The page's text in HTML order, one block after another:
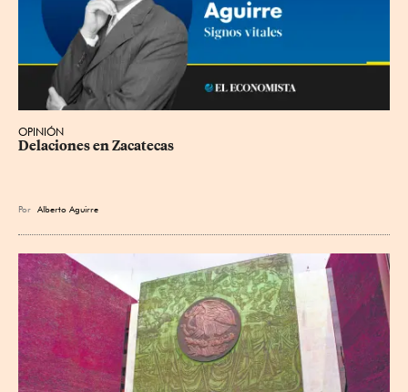
OPINIÓN
Delaciones en Zacatecas
Por Alberto Aguirre